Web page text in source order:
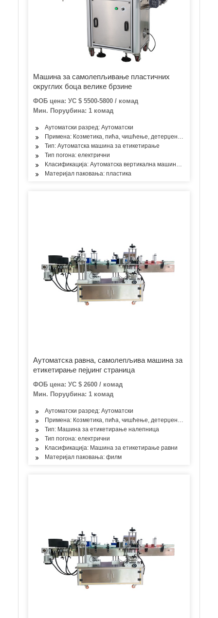
Машина за самолепљивање пластичних
округлих боца велике брзине
ФОБ цена: УС $ 5500-5800 / комад
Мин. Поруџбина: 1 комад
Аутоматски разред: Аутоматски
Примена: Козметика, пића, чишћење, детерџент, производи
Тип: Аутоматска машина за етикетирање
Тип погона: електрични
Класификација: Аутоматска вертикална машина за
Материјал паковања: пластика
Аутоматска равна, самолепљива машина за
етикетирање пејџинг страница
ФОБ цена: УС $ 2600 / комад
Мин. Поруџбина: 1 комад
Аутоматски разред: Аутоматски
Примена: Козметика, пића, чишћење, детерџент, производи
Тип: Машина за етикетирање налепница
Тип погона: електрични
Класификација: Машина за етикетирање равни
Материјал паковања: филм